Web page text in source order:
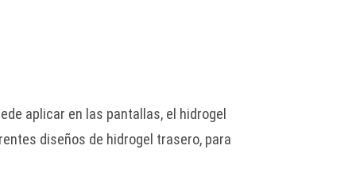
aplicar en las pantallas, el hidrogel
diseños de hidrogel trasero, para